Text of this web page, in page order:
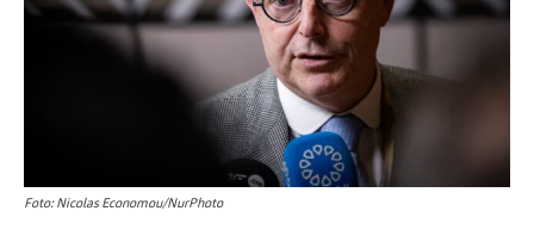
Foto: Nicolas Economou/NurPhoto